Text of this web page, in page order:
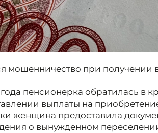
мошенничество при получении
пенсионерка обратилась в
выплаты на
женщина предоставила
о вынужденном